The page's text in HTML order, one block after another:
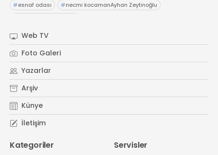
#esnaf odası #necmi kocamanAyhan Zeytinoğlu
Web TV
Foto Galeri
Yazarlar
Arşiv
Künye
İletişim
Kategoriler Servisler